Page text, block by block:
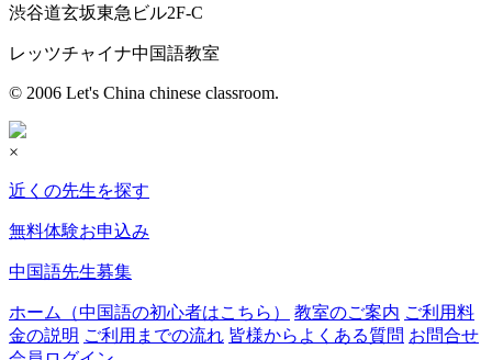
渋谷道玄坂東急ビル2F-C
レッツチャイナ中国語教室
© 2006 Let's China chinese classroom.
×
近くの先生を探す
無料体験お申込み
中国語先生募集
ホーム（中国語の初心者はこちら） 教室のご案内 ご利用料
金の説明 ご利用までの流れ 皆様からよくある質問 お問合せ